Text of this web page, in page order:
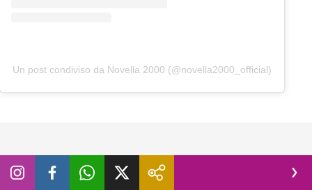
Un post condiviso da Novella 2000 (@novella2000_official)